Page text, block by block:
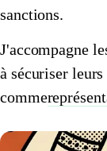
sanctions.
J'accompagne
à sécuriser
comme